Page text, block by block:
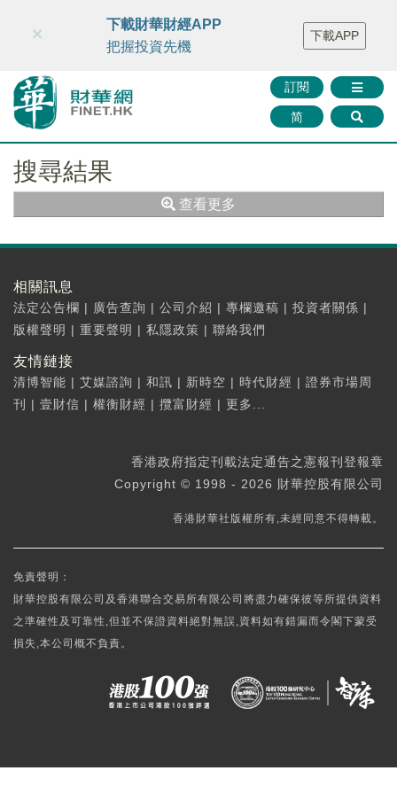
財華智庫網 FINTV FINMETA 財華證券 媒體矩陣
智庫沙龍
聯絡我們
訂閱
简
×
下載財華財經APP
把握投資先機
下載APP
搜尋結果
查看更多
相關訊息
法定公告欄 | 廣告查詢 | 公司介紹 | 專欄邀稿 | 投資者關係 |
版權聲明 | 重要聲明 | 私隱政策 | 聯絡我們
友情鏈接
清博智能 | 艾媒諮詢 | 和訊 | 新時空 | 時代財經 | 證券市場周
刊
| 壹財信 | 權衡財經 | 攬富財經 | 更多...
香港政府指定刊載法定通告之憲報刊登報章
Copyright © 1998 - 2026 財華控股有限公司
香港財華社版權所有,未經同意不得轉載。
免責聲明：
財華控股有限公司及香港聯合交易所有限公司將盡力確保彼等所提供資料
之準確性及可靠性,但並不保證資料絕對無誤,資料如有錯漏而令閣下蒙受
損失,本公司概不負責。